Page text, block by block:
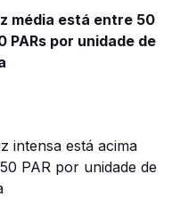
média está entre 50
PARs por unidade de
intensa está acima
PAR por unidade de